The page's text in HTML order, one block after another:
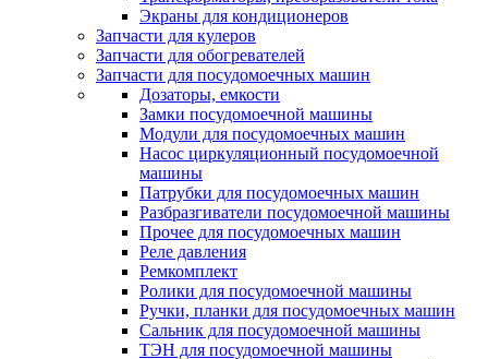
Экраны для кондиционеров
Запчасти для кулеров
Запчасти для обогревателей
Запчасти для посудомоечных машин
Дозаторы, емкости
Замки посудомоечной машины
Модули для посудомоечных машин
Насос циркуляционный посудомоечной
машины
Патрубки для посудомоечных машин
Разбразгиватели посудомоечной машины
Прочее для посудомоечных машин
Реле давления
Ремкомплект
Ролики для посудомоечной машины
Ручки, планки для посудомоечных машин
Сальник для посудомоечной машины
ТЭН для посудомоечной машины